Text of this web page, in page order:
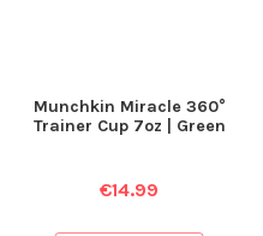
Munchkin Miracle 360°
Trainer Cup 7oz | Green
€14.99